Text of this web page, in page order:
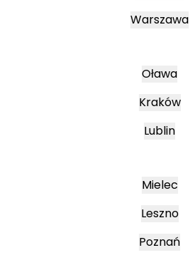
Warszawa
Oława
Kraków
Lublin
Mielec
Leszno
Poznań